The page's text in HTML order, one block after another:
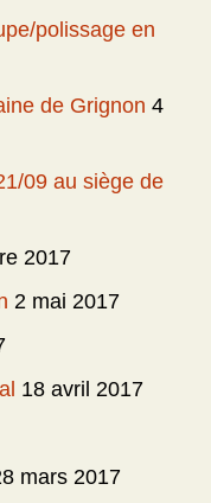
polissage en
de Grignon 4
09 au siège de
2017
2 mai 2017
18 avril 2017
mars 2017